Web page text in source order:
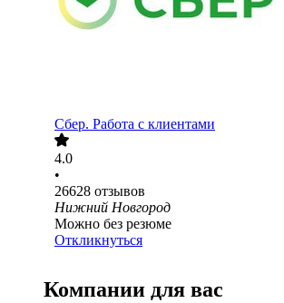
Сбер. Работа с клиентами
4.0
•
26628 отзывов
Нижний Новгород
Можно без резюме
Откликнуться
Компании для вас